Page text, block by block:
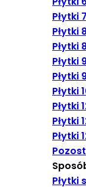
Płytki
Płytki
Płytki
Płytki
Płytki
Płytki
Płytki
Płytki
Płytki
Płytki